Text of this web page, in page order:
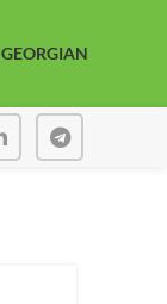
GEORGIAN